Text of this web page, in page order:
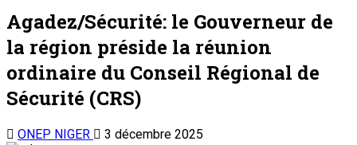
Agadez/Sécurité: le Gouverneur de
la région préside la réunion
ordinaire du Conseil Régional de
Sécurité (CRS)
ONEP NIGER
3 décembre 2025